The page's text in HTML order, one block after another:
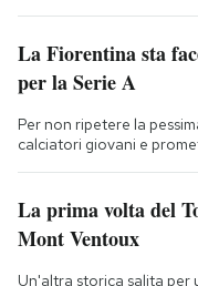
La Fiorentina sta
per la Serie A
Per non ripetere la
calciatori giovani e
La prima volta del
Mont Ventoux
Un'altra storica salita per